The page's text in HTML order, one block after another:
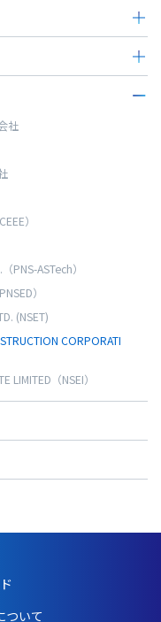
社
）
PNS-ASTech）
）
(NSET)
CORPORATI
LIMITED（NSEI）
ついて